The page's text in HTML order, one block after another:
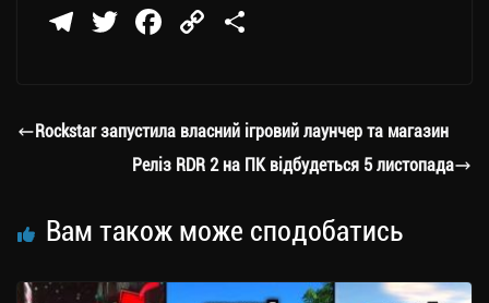
Te
a
T
er
Fa
ok
C
Li
nk
ли
ти
Rockstar запустила власний ігровий лаунчер та магазин
Реліз RDR 2 на ПК відбудеться 5 листопада
Вам також може сподобатись